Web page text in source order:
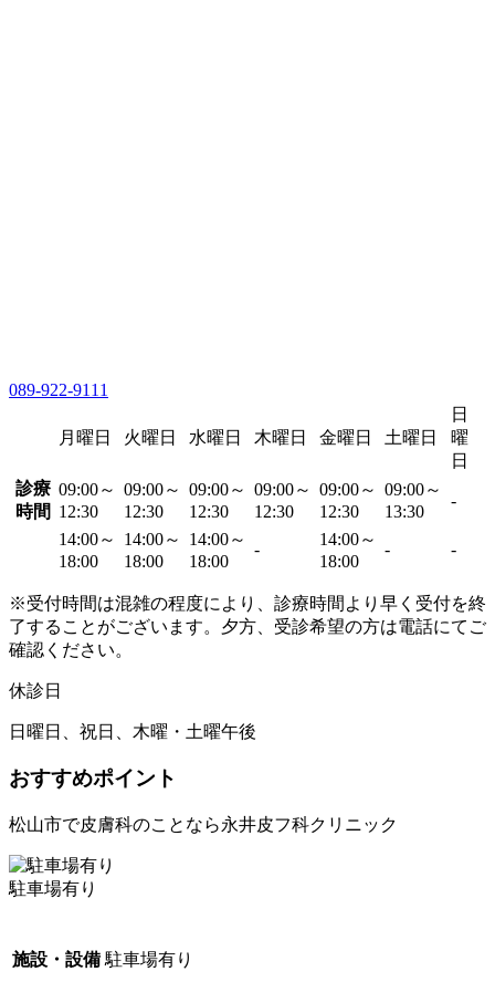
089-922-9111
月曜日 火曜日 水曜日 木曜日 金曜日 土曜日
日
曜
日
診療
時間
09:00～
12:30
09:00～
12:30
09:00～
12:30
09:00～
12:30
09:00～
12:30
09:00～
13:30
-
14:00～
18:00
14:00～
18:00
14:00～
18:00
-
14:00～
18:00
- -
※受付時間は混雑の程度により、診療時間より早く受付を終
了することがございます。夕方、受診希望の方は電話にてご
確認ください。
休診日
日曜日、祝日、木曜・土曜午後
おすすめポイント
松山市で皮膚科のことなら永井皮フ科クリニック
駐車場有り
施設・設備 駐車場有り